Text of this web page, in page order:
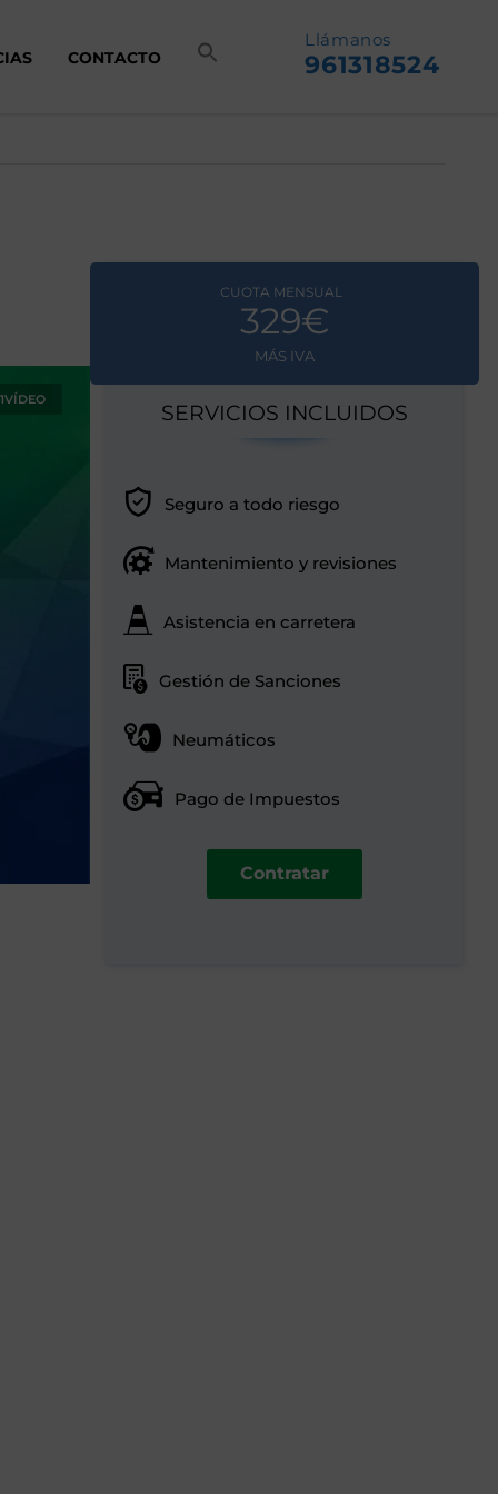
CONTACTO
Llámanos
961318524
1VÍDEO
CUOTA MENSUAL
329€
MÁS IVA
SERVICIOS INCLUIDOS
Seguro a todo riesgo
Mantenimiento y revisiones
Asistencia en carretera
Gestión de Sanciones
Neumáticos
Pago de Impuestos
Contratar